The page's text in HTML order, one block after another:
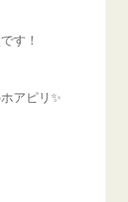
す！
アピリ✨